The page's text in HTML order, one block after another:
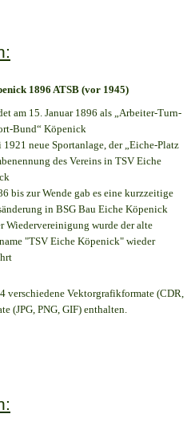
1896 ATSB (vor 1945)
am 15. Januar 1896 als „Arbeiter-Turn-
Bund“ Köpenick
1921 neue Sportanlage, der „Eiche-Platz
des Vereins in TSV Eiche
bis zur Wende gab es eine kurzzeitige
in BSG Bau Eiche Köpenick
Wiedervereinigung wurde der alte
"TSV Eiche Köpenick" wieder
verschiedene Vektorgrafikformate (CDR,
(JPG, PNG, GIF) enthalten.